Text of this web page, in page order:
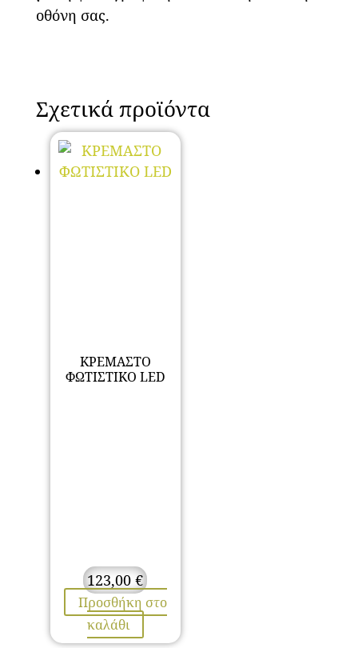
οθόνη σας.
Σχετικά προϊόντα
ΚΡΕΜΑΣΤΟ
ΦΩΤΙΣΤΙΚΟ LED
123,00€
Προσθήκη στο
καλάθι